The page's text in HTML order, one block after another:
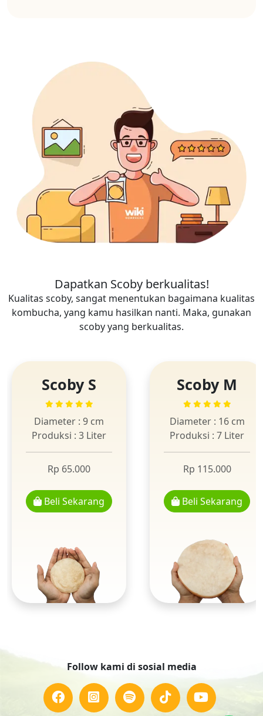
Dapatkan Scoby berkualitas!
Kualitas scoby, sangat menentukan bagaimana kualitas
kombucha, yang kamu hasilkan nanti. Maka, gunakan
scoby yang berkualitas.
Scoby S
Diameter : 9 cm
Produksi : 3 Liter
Rp 65.000
Beli Sekarang
Scoby M
Diameter : 16 cm
Produksi : 7 Liter
Rp 115.000
Beli Sekarang
Follow kami di sosial media